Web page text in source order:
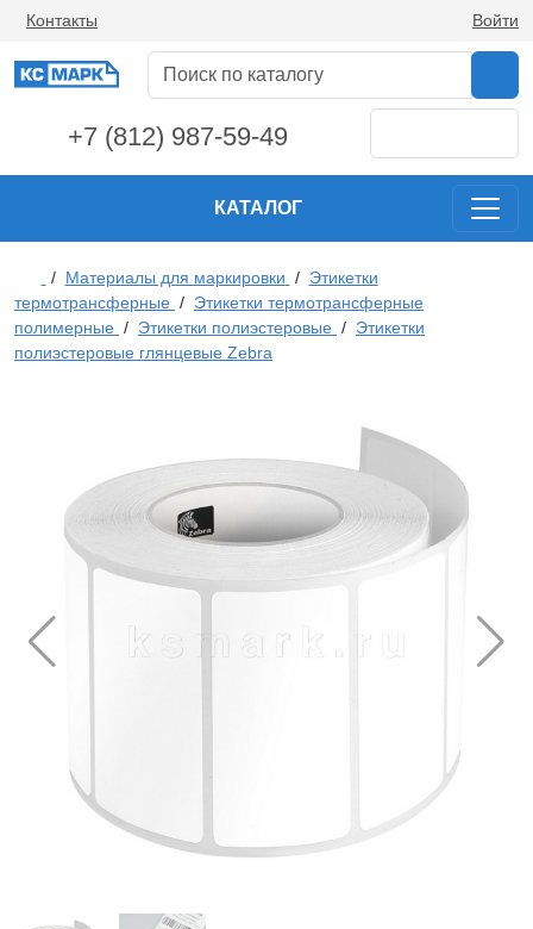
Контакты Войти
+7 (812) 987-59-49
КАТАЛОГ
/ Материалы для маркировки / Этикетки
термотрансферные / Этикетки термотрансферные
полимерные / Этикетки полиэстеровые / Этикетки
полиэстеровые глянцевые Zebra